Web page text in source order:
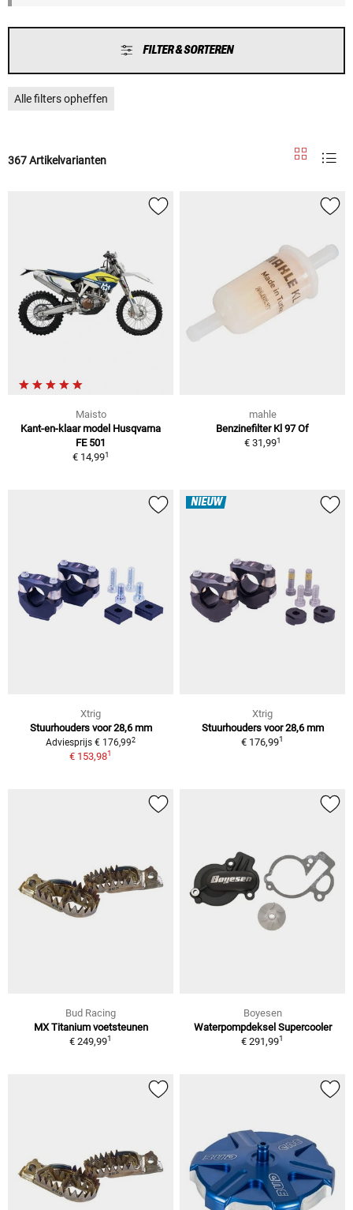
FILTER & SORTEREN
Alle filters opheffen
367 Artikelvarianten
Maisto
Kant-en-klaar model Husqvarna
FE 501
€ 14,991
mahle
Benzinefilter Kl 97 Of
€ 31,991
Xtrig
Stuurhouders voor 28,6 mm
Adviesprijs € 176,992
€ 153,981
NIEUW
Xtrig
Stuurhouders voor 28,6 mm
€ 176,991
Bud Racing
MX Titanium voetsteunen
€ 249,991
Boyesen
Waterpompdeksel Supercooler
€ 291,991